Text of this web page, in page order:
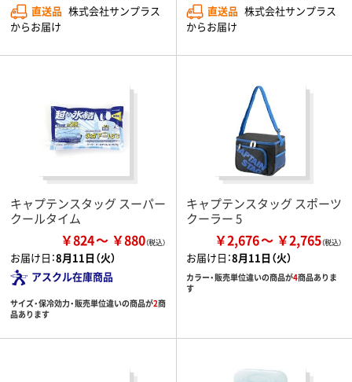
直送品 株式会社サンプラス
からお届け
直送品 株式会社サンプラス
からお届け
キャプテンスタッグ スーパー
クールタイム
￥824 ￥880
お届け日：8月11日（火）
アスクル在庫商品
サイズ・保冷効力・販売単位違いの商品が2商
品あります
キャプテンスタッグ スポーツ
クーラー 5
￥2,676 ￥2,765
お届け日：8月11日（火）
カラー・販売単位違いの商品が4商品ありま
す